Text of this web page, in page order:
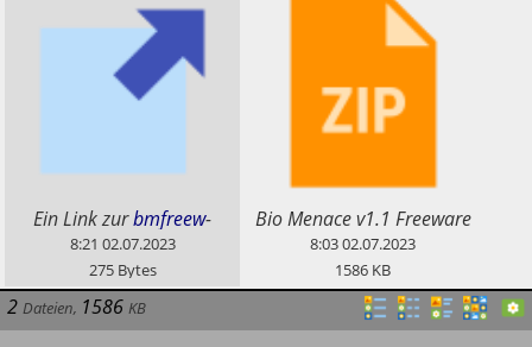
​Ein Link zurbmfreew-
Webseite.
8:21 02.07.2023
275 Bytes
​Bio Menace v1.1 Freeware
Release
8:0302.07.2023
1586 KB
2 Dateien, 1586 KB